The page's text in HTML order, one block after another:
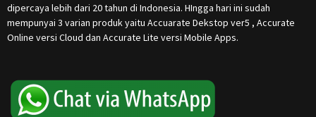
dipercaya lebih dari 20 tahun di Indonesia. HIngga hari ini sudah
mempunyai 3 varian produk yaitu Accuarate Dekstop ver5 , Accurate
Online versi Cloud dan Accurate Lite versi Mobile Apps.